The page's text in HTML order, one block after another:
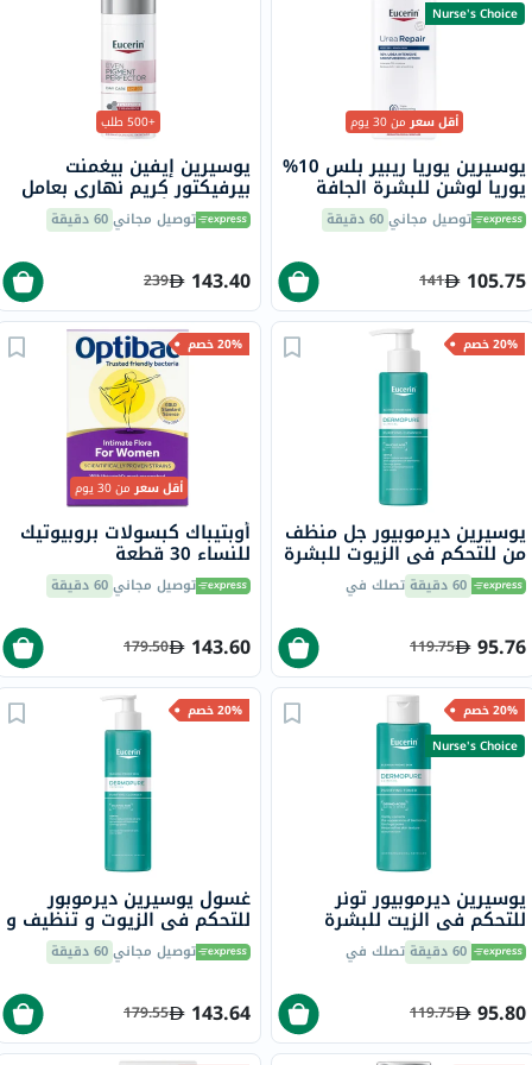
Nurse's Choice
أقل سعرمن 30 يوم
يوسيرين يوريا ريبير بلس 10%
يوريا لوشن للبشرة الجافة
والخشنة 250 ملتوصيل مجاني60 دقيقة
105.75
141
+500 طلب
يوسيرين إيفين بيغمنت
بيرفيكتور كريم نهاري بعامل
حماية من أشعة الشمس 30
للبقع الداكنة 50 مل
توصيل مجاني60 دقيقة
143.40
239
20% خصم
يوسيرين ديرموبيور جل منظف
من للتحكم في الزيوت للبشرة
المعرضة للشوائب 200 مل
60 دقيقة تصلك في
95.76
119.75
20% خصم
أقل سعرمن 30 يوم
أوبتيباك كبسولات بروبيوتيك
للنساء 30 قطعة
توصيل مجاني60 دقيقة
143.60
179.50
20% خصم
Nurse's Choice
يوسيرين ديرموبيور تونر
للتحكم في الزيت للبشرة
المعرضة للعيوب 200 مل
60 دقيقة تصلك في
95.80
119.75
20% خصم
غسول يوسيرين ديرموبور
للتحكم في الزيوت و تنظيف و
تنقية البشرة ، 400 مل
توصيل مجاني60 دقيقة
143.64
179.55